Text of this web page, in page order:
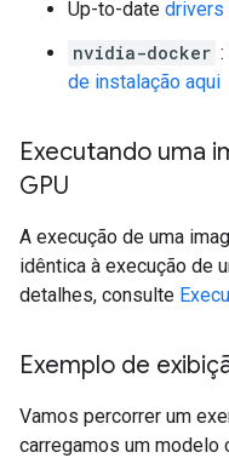
Up-to-date drivers
nvidia-docker
de instalação aqui
Executando uma
GPU
A execução de uma
idêntica à execução de
detalhes, consulte
Exemplo de
Vamos percorrer um
carregamos um modelo